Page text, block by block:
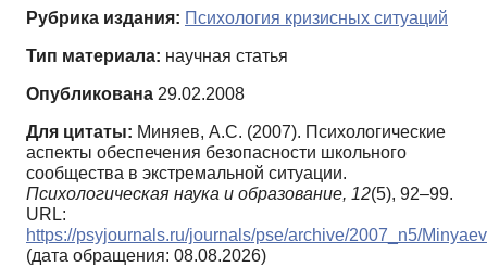
Рубрика издания: Психология кризисных ситуаций
Тип материала: научная статья
Опубликована 29.02.2008
Для цитаты: Миняев, А.С. (2007). Психологические
аспекты обеспечения безопасности школьного
сообщества в экстремальной ситуации.
Психологическая наука и образование, 12(5), 92–99.
URL:
https://psyjournals.ru/journals/pse/archive/2007_n5/Minyaev
(дата обращения: 08.08.2026)